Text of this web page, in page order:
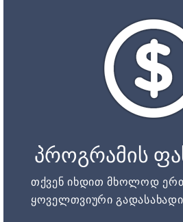
პროგრამის
თქვენ იხდით მხოლოდ
ყოველთვიური